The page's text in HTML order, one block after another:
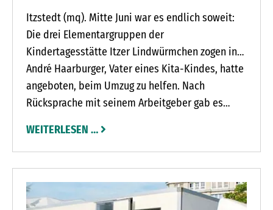
Itzstedt (mq). Mitte Juni war es endlich soweit:
Die drei Elementargruppen der
Kindertagesstätte Itzer Lindwürmchen zogen in
den gerade fertiggestellten Neubau – und das
bei laufendem Betrieb.
André Haarburger, Vater eines Kita-Kindes, hatte
angeboten, beim Umzug zu helfen. Nach
Rücksprache mit seinem Arbeitgeber gab es
Paul Filter stellte kostenfrei zwei Lkw mitsamt
Equipment sowie 100 kostenlose Umzugskartons.
Damit nicht genug, denn am Umzugstag stand
das komplette Team von Paul Filter vor der Tür
und übernahm das Ausräumen sowie den
WEITERLESEN …